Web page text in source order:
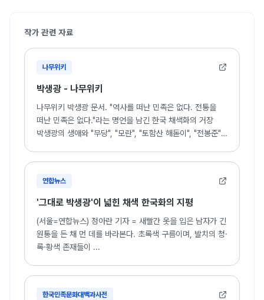
작가 관련 자료
나무위키
박생광 - 나무위키
나무위키 박생광 문서. "역사를 떠난 민족은 없다. 전통을
떠난 민족은 없다."라는 명언을 남긴 한국 채색화의 거장
박생광의 생애와 "무당", "모란", "토함산 해돋이", "전봉준"
연합뉴스
'그대로 박생광'이 넓힌 채색 한국화의 지평
(서울=연합뉴스) 정아란 기자 = 새빨간 옷을 입은 남자가 긴
원통을 든 채 먼 데를 바라본다. 초록색 구름이며, 발치의 청·
록·황색 존재들이 ...
한국민족문화대백과사전